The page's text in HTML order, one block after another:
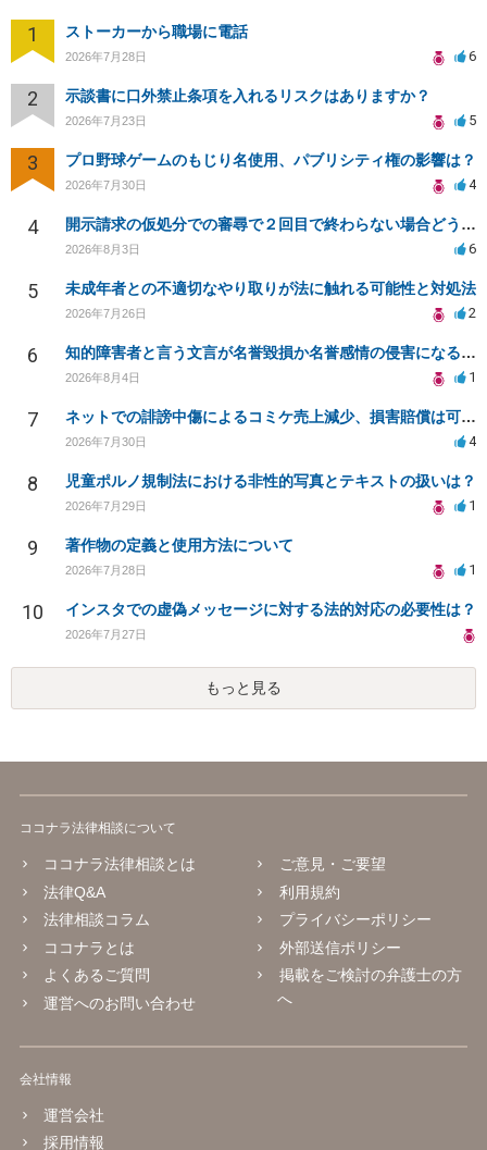
1 ストーカーから職場に電話
2026年7月28日 6
2 示談書に口外禁止条項を入れるリスクはありますか？
2026年7月23日 5
3 プロ野球ゲームのもじり名使用、パブリシティ権の影響は？
2026年7月30日 4
4 開示請求の仮処分での審尋で２回目で終わらない場合どうしたらいいですか
2026年8月3日 6
5 未成年者との不適切なやり取りが法に触れる可能性と対処法
2026年7月26日 2
6 知的障害者と言う文言が名誉毀損か名誉感情の侵害になるか教えてほしい。
2026年8月4日 1
7 ネットでの誹謗中傷によるコミケ売上減少、損害賠償は可能か？
2026年7月30日 4
8 児童ポルノ規制法における非性的写真とテキストの扱いは？
2026年7月29日 1
9 著作物の定義と使用方法について
2026年7月28日 1
10 インスタでの虚偽メッセージに対する法的対応の必要性は？
2026年7月27日
もっと見る
ココナラ法律相談について
ココナラ法律相談とは
法律Q&A
法律相談コラム
ココナラとは
よくあるご質問
運営へのお問い合わせ
ご意見・ご要望
利用規約
プライバシーポリシー
外部送信ポリシー
掲載をご検討の弁護士の方
へ
会社情報
運営会社
採用情報